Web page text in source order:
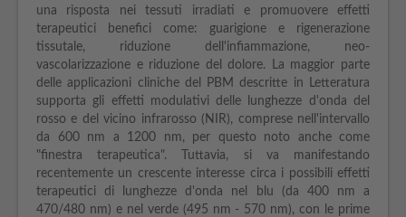
una risposta nei tessuti irradiati e promuovere effetti
terapeutici benefici come: guarigione e rigenerazione
tissutale, riduzione dell'infiammazione, neo-
vascolarizzazione e riduzione del dolore. La maggior parte
delle applicazioni cliniche del PBM descritte in Letteratura
supporta gli effetti modulativi delle lunghezze d'onda del
rosso e del vicino infrarosso (NIR), comprese nell'intervallo
da 600 nm a 1200 nm, per questo noto anche come
"finestra terapeutica". Tuttavia, si va manifestando
recentemente un crescente interesse circa i possibili effetti
terapeutici di lunghezze d'onda nel blu (da 400 nm a
470/480 nm) e nel verde (495 nm - 570 nm), con le prime